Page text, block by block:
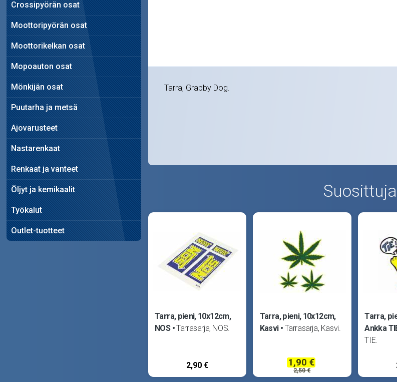
Crossipyörän osat
Moottoripyörän osat
Moottorikelkan osat
Mopoauton osat
Mönkijän osat
Puutarha ja metsä
Ajovarusteet
Nastarenkaat
Renkaat ja vanteet
Öljyt ja kemikaalit
Työkalut
Outlet-tuotteet
Tarra, Grabby Dog.
Tarra, pieni, 10x12cm,
NOS
Tarrasarja, NOS.
2,90 €
Tarra, pieni, 10x12cm,
Kasvi
Tarrasarja, Kasvi.
1,90 €
2,50 €
Tarra,
Ankka
TIE.